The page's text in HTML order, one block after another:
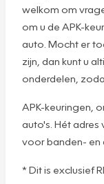
welkom om
om u de APK-
auto. Mocht er
zijn, dan kunt u
onderdelen,
APK-keuringen,
auto's. Hét
voor banden- en
* Dit is exclusief